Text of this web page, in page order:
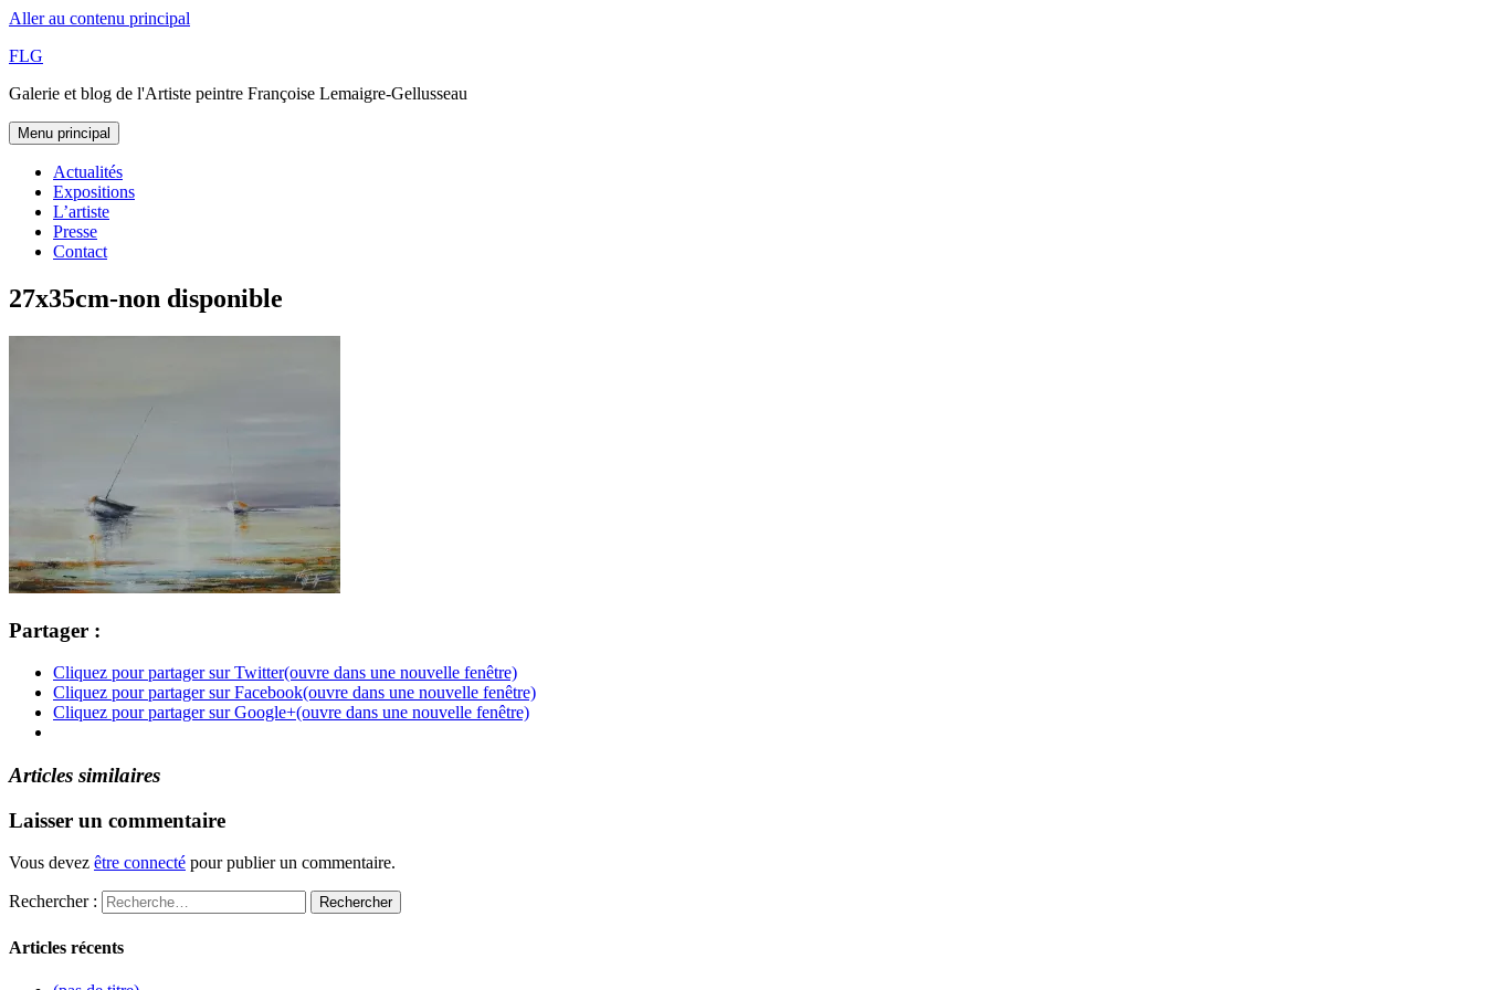
Aller au contenu principal
FLG
Galerie et blog de l'Artiste peintre Françoise Lemaigre-Gellusseau
Menu principal
Actualités
Expositions
L’artiste
Presse
Contact
27x35cm-non disponible
Partager :
Cliquez pour partager sur Twitter(ouvre dans une nouvelle fenêtre)
Cliquez pour partager sur Facebook(ouvre dans une nouvelle fenêtre)
Cliquez pour partager sur Google+(ouvre dans une nouvelle fenêtre)
Articles similaires
Laisser un commentaire
Vous devez être connecté pour publier un commentaire.
Rechercher :
Articles récents